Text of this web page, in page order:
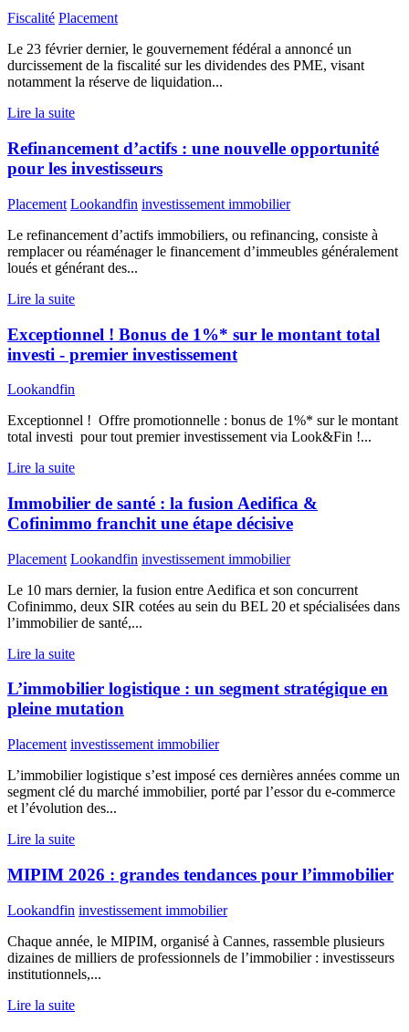
Fiscalité Placement
Le 23 février dernier, le gouvernement fédéral a annoncé un
durcissement de la fiscalité sur les dividendes des PME, visant
notamment la réserve de liquidation...
Lire la suite
Refinancement d’actifs : une nouvelle opportunité
pour les investisseurs
Placement Lookandfin investissement immobilier
Le refinancement d’actifs immobiliers, ou refinancing, consiste à
remplacer ou réaménager le financement d’immeubles généralement
loués et générant des...
Lire la suite
Exceptionnel ! Bonus de 1%* sur le montant total
investi - premier investissement
Lookandfin
Exceptionnel ! Offre promotionnelle : bonus de 1%* sur le montant
total investi pour tout premier investissement via Look&Fin !...
Lire la suite
Immobilier de santé : la fusion Aedifica &
Cofinimmo franchit une étape décisive
Placement Lookandfin investissement immobilier
Le 10 mars dernier, la fusion entre Aedifica et son concurrent
Cofinimmo, deux SIR cotées au sein du BEL 20 et spécialisées dans
l’immobilier de santé,...
Lire la suite
L’immobilier logistique : un segment stratégique en
pleine mutation
Placement investissement immobilier
L’immobilier logistique s’est imposé ces dernières années comme un
segment clé du marché immobilier, porté par l’essor du e-commerce
et l’évolution des...
Lire la suite
MIPIM 2026 : grandes tendances pour l’immobilier
Lookandfin investissement immobilier
Chaque année, le MIPIM, organisé à Cannes, rassemble plusieurs
dizaines de milliers de professionnels de l’immobilier : investisseurs
institutionnels,...
Lire la suite